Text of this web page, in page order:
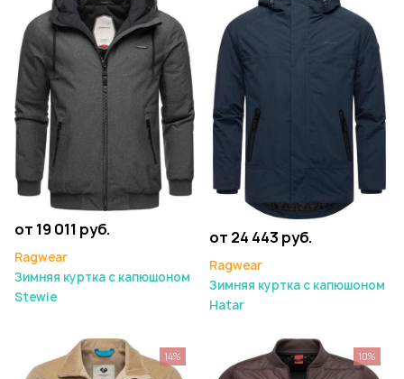
от 19 011 руб.
Ragwear
Зимняя куртка с капюшоном
Stewie
от 24 443 руб.
Ragwear
Зимняя куртка с капюшоном
Hatar
14% 10%